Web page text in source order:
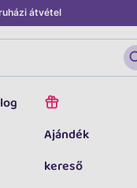
átvétel
Ajándék
kereső